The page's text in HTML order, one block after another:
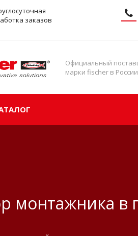
заказов
Официальный
марки fischer в России
монтажника в